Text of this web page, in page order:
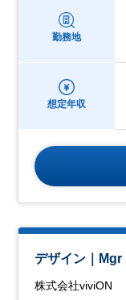
勤務地
想定年収
デザイン｜Mgr
株式会社viviON